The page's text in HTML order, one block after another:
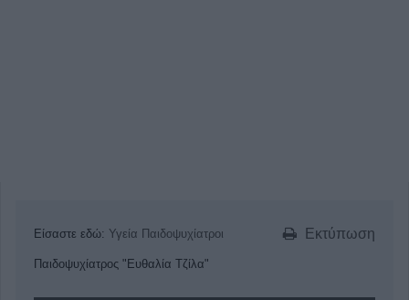
Εκτύπωση
Είσαστε εδώ: Υγεία Παιδοψυχίατροι
Παιδοψυχίατρος "Ευθαλία Τζίλα"